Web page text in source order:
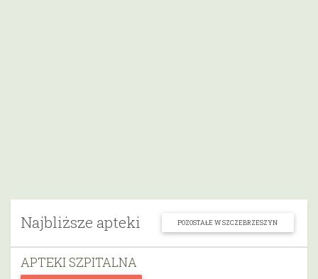
Najbliższe apteki POZOSTAŁE W SZCZEBRZESZYN
APTEKI SZPITALNA